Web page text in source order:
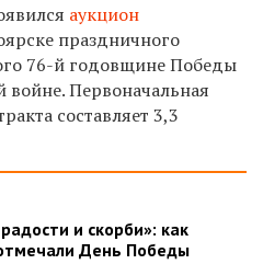
аукцион
праздничного
76-й годовщине Победы
войне. Первоначальная
составляет 3,3
и скорби»: как
День Победы